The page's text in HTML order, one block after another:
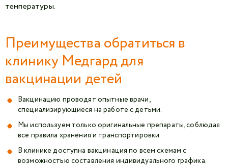
температуры.
Преимущества обратиться в
клинику Медгард для
вакцинации детей
Вакцинацию проводят опытные врачи,
специализирующиеся на работе с детьми.
Мы используем только оригинальные препараты, соблюдая
все правила хранения и транспортировки.
В клинике доступна вакцинация по всем схемам с
возможностью составления индивидуального графика.